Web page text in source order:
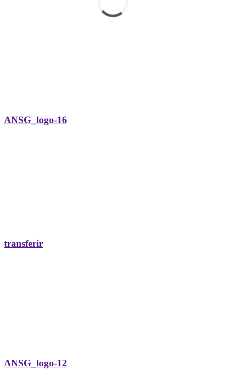
ANSG_logo-16
transferir
ANSG_logo-12